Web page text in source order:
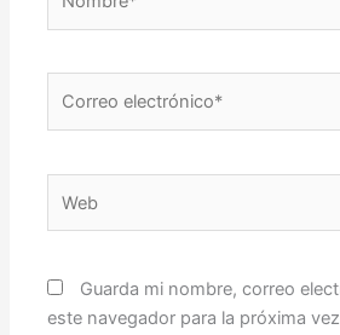
electrónico*
Guarda mi nombre, correo
este navegador para la próxima